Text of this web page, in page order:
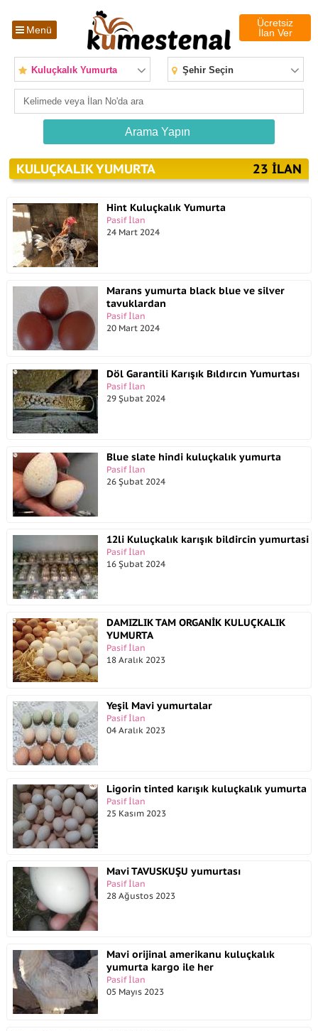
Menü
Ücretsiz
İlan Ver
Kuluçkalık Yumurta Şehir Seçin
KULUÇKALIK YUMURTA 23 ILAN
Hint Kuluçkalık Yumurta
Pasif İlan
24 Mart 2024
Marans yumurta black blue ve silver
tavuklardan
Pasif İlan
20 Mart 2024
Döl Garantili Karışık Bıldırcın Yumurtası
Pasif İlan
29 Şubat 2024
Blue slate hindi kuluçkalık yumurta
Pasif İlan
26 Şubat 2024
12li Kuluçkalık karışık bildircin yumurtasi
Pasif İlan
16 Şubat 2024
DAMIZLIK TAM ORGANİK KULUÇKALIK
YUMURTA
Pasif İlan
18 Aralık 2023
Yeşil Mavi yumurtalar
Pasif İlan
04 Aralık 2023
Ligorin tinted karışık kuluçkalık yumurta
Pasif İlan
25 Kasım 2023
Mavi TAVUSKUŞU yumurtası
Pasif İlan
28 Ağustos 2023
Mavi orijinal amerikanu kuluçkalık
yumurta kargo ile her
Pasif İlan
05 Mayıs 2023